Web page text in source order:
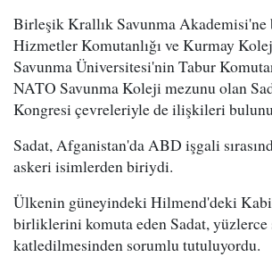
Birleşik Krallık Savunma Akademisi'ne
Hizmetler Komutanlığı ve Kurmay
Savunma Üniversitesi'nin Tabur
NATO Savunma Koleji mezunu olan
Kongresi çevreleriyle de ilişkileri
Sadat, Afganistan'da ABD işgali
askeri isimlerden biriydi.
Ülkenin güneyindeki Hilmend'deki
birliklerini komuta eden Sadat,
katledilmesinden sorumlu tutuluyordu.